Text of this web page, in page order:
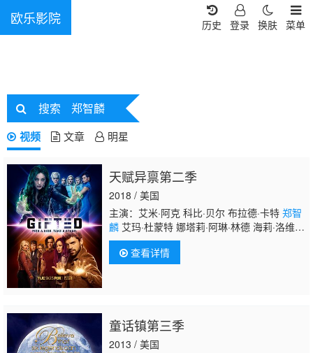
欧乐影院 菜单
换肤
登录
历史
搜索 郑智麟
视频 文章 明星
天赋异禀第二季
2018 / 美国
主演：艾米·阿克 科比·贝尔 布拉德·卡特 郑智
麟艾玛·杜蒙特 娜塔莉·阿琳·林德 海莉·洛维
特 史蒂芬·莫耶 布莱尔·雷德福 斯凯勒·塞缪尔
斯 肖恩·蒂尔 马克·威尔斯 珀西·海恩斯·怀特
查看详情
童话镇第三季
2013 / 美国